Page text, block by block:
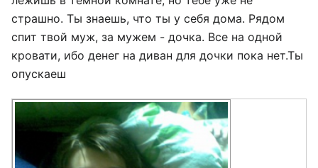
страшно. Ты знаешь, что ты у себя дома. Рядом
спит твой муж, за мужем - дочка. Все на одной
кровати, ибо денег на диван для дочки пока нет.Ты
опускаеш